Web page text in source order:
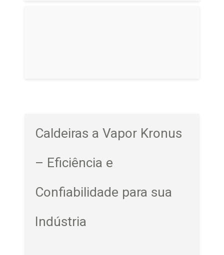
Caldeiras a Vapor Kronus
– Eficiência e
Confiabilidade para sua
Indústria